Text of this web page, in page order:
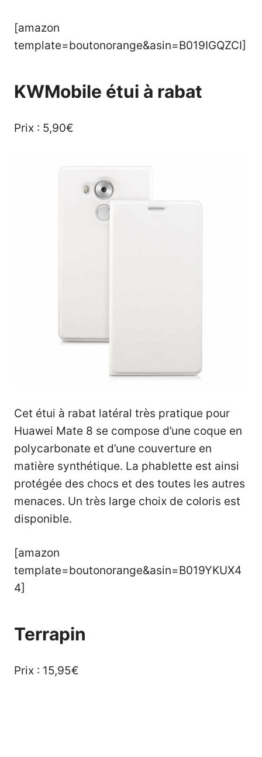
[amazon
template=boutonorange&asin=B019IGQZCI]
KWMobile étui à rabat
Prix : 5,90€
Cet étui à rabat latéral très pratique pour
Huawei Mate 8 se compose d’une coque en
polycarbonate et d’une couverture en
matière synthétique. La phablette est ainsi
protégée des chocs et des toutes les autres
menaces. Un très large choix de coloris est
disponible.
[amazon
template=boutonorange&asin=B019YKUX4
4]
Terrapin
Prix : 15,95€